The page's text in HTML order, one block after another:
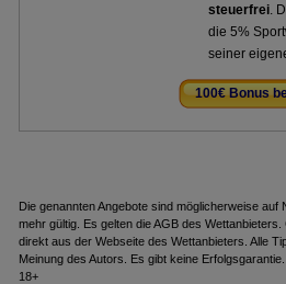
steuerfrei.
die 5%
seiner
100€ Bonus
Die genannten Angebote sind möglicherweise
mehr gültig. Es gelten die AGB des
direkt aus der Webseite des Wettanbieters. Alle
Meinung des Autors. Es gibt keine
18+